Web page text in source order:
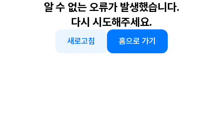
알 수 없는 오류가 발생했습니다.
다시 시도해주세요.
새로고침 홈으로 가기